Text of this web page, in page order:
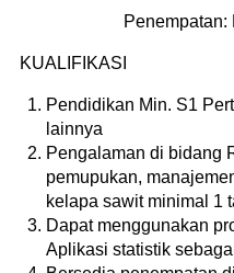
Penempatan:
KUALIFIKASI
Pendidikan Min. S1
lainnya
Pengalaman di bidang
pemupukan,
kelapa sawit minimal 1
Dapat menggunakan
Aplikasi statistik